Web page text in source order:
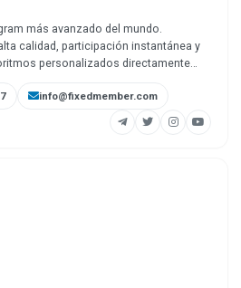
más avanzado del mundo.
calidad, participación instantánea y
personalizados directamente
info@fixedmember.com